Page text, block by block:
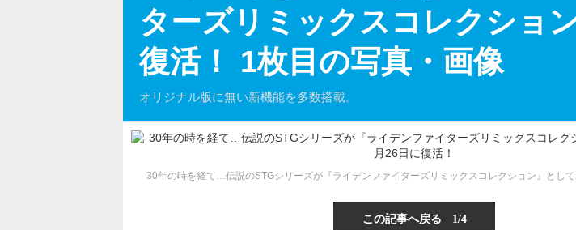
ターズリミックスコレクショ
復活！ 1枚目の写真・画像
オリジナル版に無い新機能を多数搭載。
30年の時を経て…伝説のSTGシリーズが『ライデンファイターズリミックスコレクション』とし
この記事へ戻る 1/4